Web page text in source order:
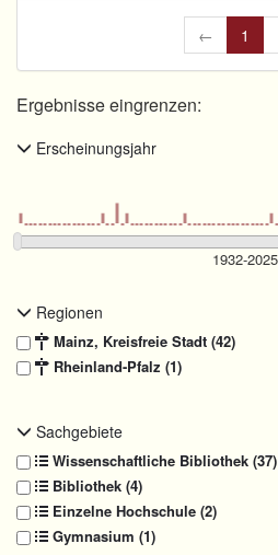
← 1
Ergebnisse eingrenzen:
Erscheinungsjahr
Regionen
Mainz, Kreisfreie Stadt (42)
Rheinland-Pfalz (1)
Sachgebiete
Wissenschaftliche Bibliothek (37)
Bibliothek (4)
Einzelne Hochschule (2)
Gymnasium (1)